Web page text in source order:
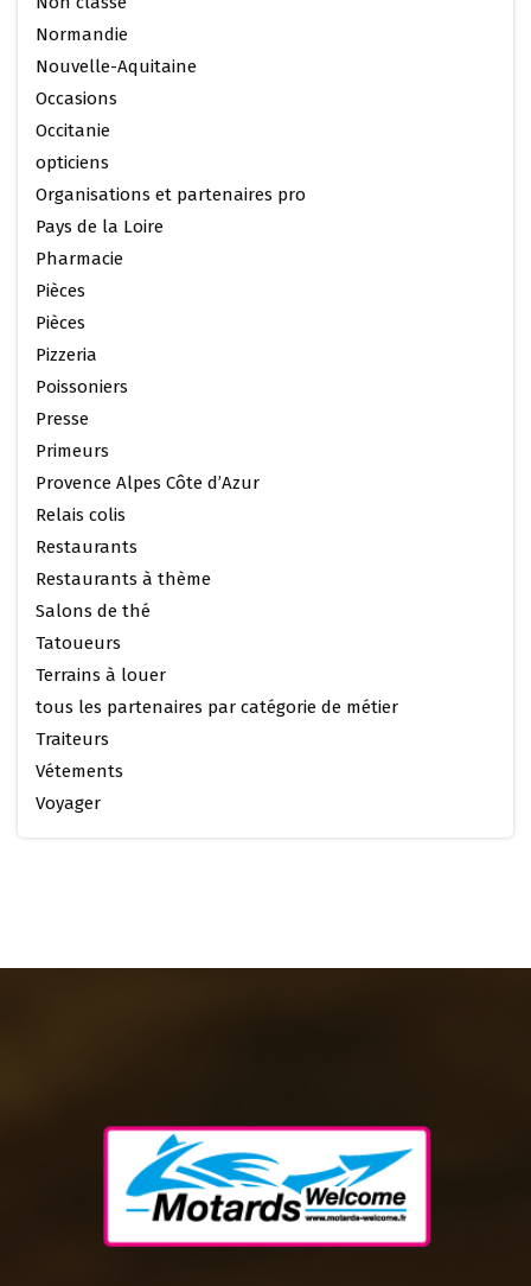
Normandie
Nouvelle-Aquitaine
Occasions
Occitanie
opticiens
Organisations et partenaires pro
Pays de la Loire
Pharmacie
Pièces
Pièces
Pizzeria
Poissoniers
Presse
Primeurs
Provence Alpes Côte d’Azur
Relais colis
Restaurants
Restaurants à thème
Salons de thé
Tatoueurs
Terrains à louer
tous les partenaires par catégorie de métier
Traiteurs
Vétements
Voyager